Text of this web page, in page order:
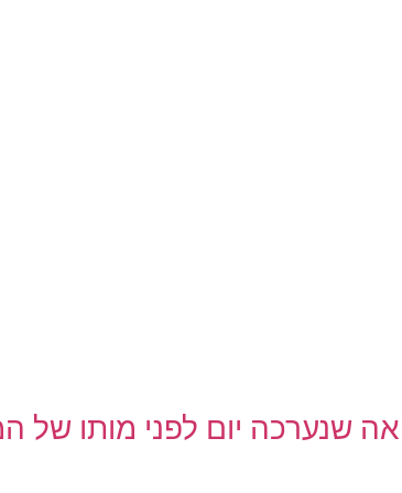
שנערכה יום לפני מותו של